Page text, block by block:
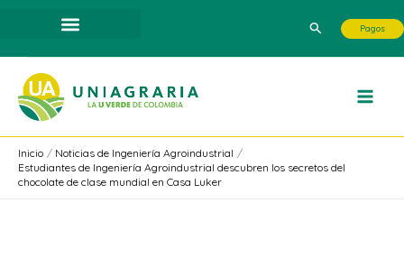
contenido
Buscar Pagos
Inicio
Noticias de Ingeniería Agroindustrial
Estudiantes de Ingeniería Agroindustrial descubren los secretos del
chocolate de clase mundial en Casa Luker